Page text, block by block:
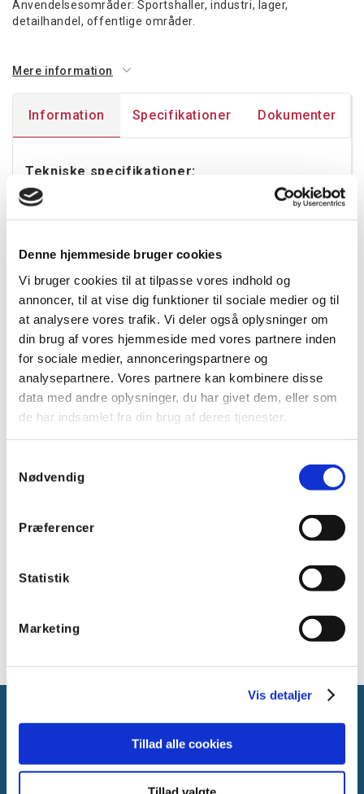
Denne hjemmeside bruger cookies
Vi bruger cookies til at tilpasse vores indhold og
annoncer, til at vise dig funktioner til sociale medier og til
at analysere vores trafik. Vi deler også oplysninger om
din brug af vores hjemmeside med vores partnere inden
for sociale medier, annonceringspartnere og
analysepartnere. Vores partnere kan kombinere disse
data med andre oplysninger, du har givet dem, eller som
de har indsamlet fra din brug af deres tjenester.
Nødvendig
Præferencer
Statistik
Marketing
Vis detaljer
Tillad alle cookies
Anvendelsesområder: Sportshaller, industri, lager,
detailhandel, offentlige områder.
Mere information
Information Specifikationer Dokumenter
Tekniske specifikationer:
Effekt: 95W
Diffuser/optik: Linse
Farvetemperatur: 4000K
CRI: ≥80
Lysfordeling: Direkte
UGR: ≤22
Effektivitet: 156 lm/W
Lumen: 14820lm
SDCM: ≤3
LED levetid, L70 (h): >100.000 timer
LED levetid, L80 (h): >100.000 timer
LED levetid, L90 (h): 70.000 timer
Montering: Påbygning
Længde: 1255 mm